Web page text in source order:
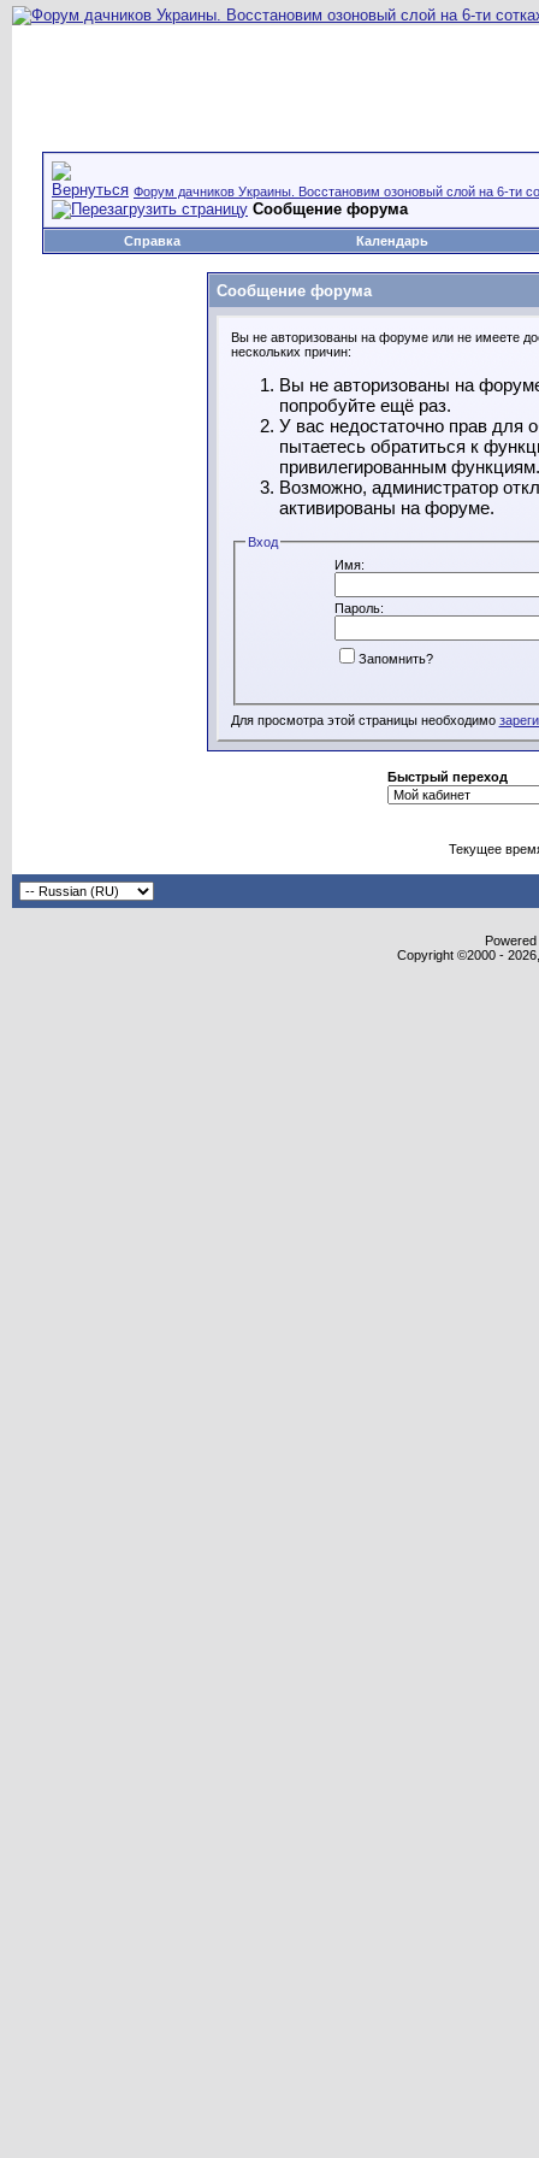
Форум дачников Украины. Восстановим озоновый слой на 6-ти
Сообщение форума
Справка Календарь
Сообщение форума
Вы не авторизованы на форуме или не имеете
нескольких причин:
Вы не авторизованы на
попробуйте ещё раз.
У вас недостаточно прав для
пытаетесь обратиться к
привилегированным функциям.
Возможно, администратор
активированы на форуме.
Вход
Имя:
Пароль:
Запомнить?
Для просмотра этой страницы необходимо
Быстрый переход
Текущее
Copyright ©2000 -